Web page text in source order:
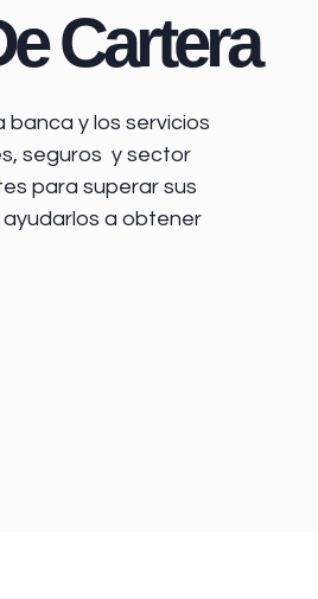
Cartera
banca y los servicios
seguros y sector
para superar sus
a obtener